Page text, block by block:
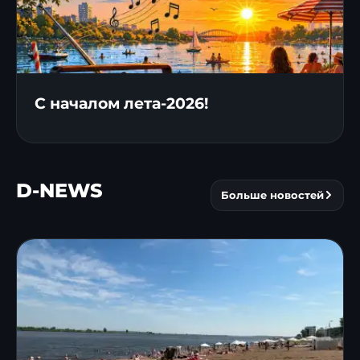
С началом лета-2026!
D-NEWS Больше новостей